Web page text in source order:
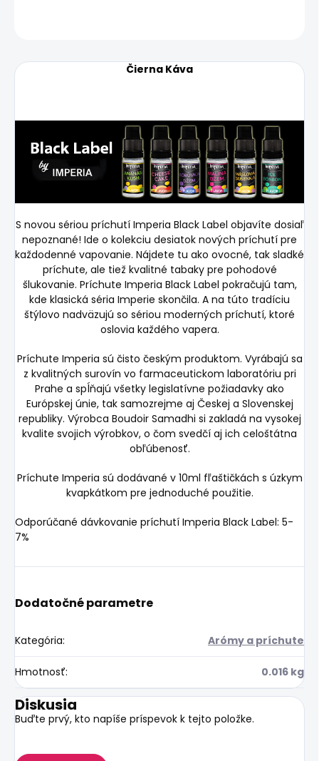
Čierna Káva
S novou sériou príchutí Imperia Black Label objavíte dosiaľ
nepoznané! Ide o kolekciu desiatok nových príchutí pre
každodenné vapovanie. Nájdete tu ako ovocné, tak sladké
príchute, ale tiež kvalitné tabaky pre pohodové
šlukovanie. Príchute Imperia Black Label pokračujú tam,
kde klasická séria Imperie skončila. A na túto tradíciu
štýlovo nadväzujú so sériou moderných príchutí, ktoré
oslovia každého vapera.
Príchute Imperia sú čisto českým produktom. Vyrábajú sa
z kvalitných surovín vo farmaceutickom laboratóriu pri
Prahe a spĺňajú všetky legislatívne požiadavky ako
Európskej únie, tak samozrejme aj Českej a Slovenskej
republiky. Výrobca Boudoir Samadhi si zakladá na vysokej
kvalite svojich výrobkov, o čom svedčí aj ich celoštátna
obľúbenosť.
Príchute Imperia sú dodávané v 10ml fľaštičkách s úzkym
kvapkátkom pre jednoduché použitie.
Odporúčané dávkovanie príchutí Imperia Black Label: 5-
7%
Dodatočné parametre
Kategória: Arómy a príchute
Hmotnosť: 0.016 kg
Diskusia
Buďte prvý, kto napíše príspevok k tejto položke.